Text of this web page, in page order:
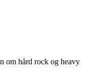
om hård rock og heavy